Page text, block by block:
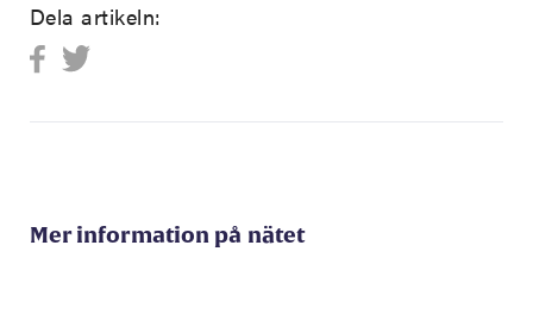
Dela artikeln:
Mer information på nätet